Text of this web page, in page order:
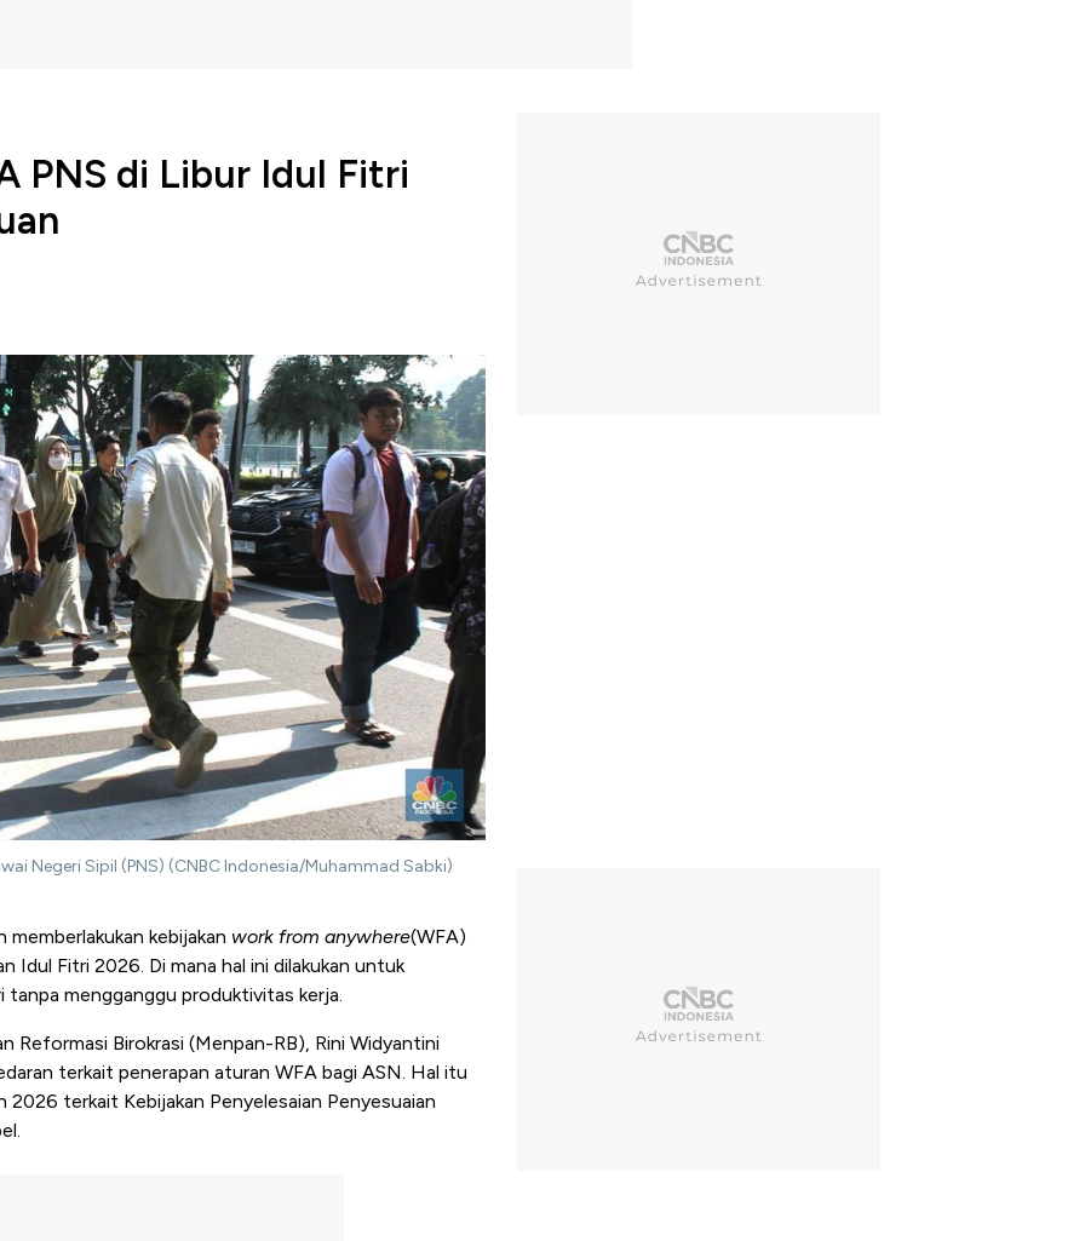
PNS di Libur Idul Fitri
Negeri Sipil (PNS) (CNBC Indonesia/Muhammad Sabki)
memberlakukan kebijakan work from anywhere(WFA)
Idul Fitri 2026. Di mana hal ini dilakukan untuk
tanpa mengganggu produktivitas kerja.
Reformasi Birokrasi (Menpan-RB), Rini Widyantini
terkait penerapan aturan WFA bagi ASN. Hal itu
terkait Kebijakan Penyelesaian Penyesuaian